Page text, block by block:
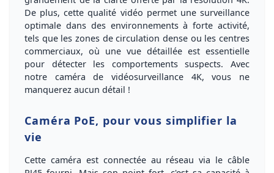
De plus, cette qualité vidéo permet une surveillance
optimale dans des environnements à forte activité,
tels que les zones de circulation dense ou les centres
commerciaux, où une vue détaillée est essentielle
pour détecter les comportements suspects. Avec
notre caméra de vidéosurveillance 4K, vous ne
manquerez aucun détail !
Caméra PoE, pour vous simplifier la
vie
Cette caméra est connectée au réseau via le câble